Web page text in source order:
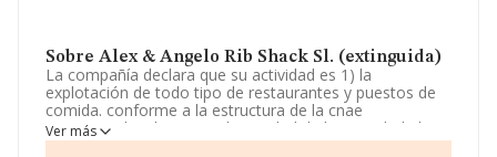
Sobre Alex & Angelo Rib Shack Sl. (extinguida)
La compañía declara que su actividad es 1) la
explotación de todo tipo de restaurantes y puestos de
comida. conforme a la estructura de la cnae
corresponde a la principal actividad de la sociedad el
epígrafe número 5610. restaurantes y puestos de
Ver más